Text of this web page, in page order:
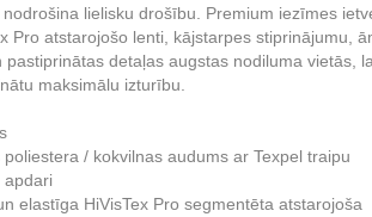
nodrošina lielisku drošību. Premium iezīmes
Pro atstarojošo lenti, kājstarpes stiprinājumu,
pastiprinātas detaļas augstas nodiluma vietās,
maksimālu izturību.
poliestera / kokvilnas audums ar Texpel traipu
apdari
elastīga HiVisTex Pro segmentēta atstarojoša